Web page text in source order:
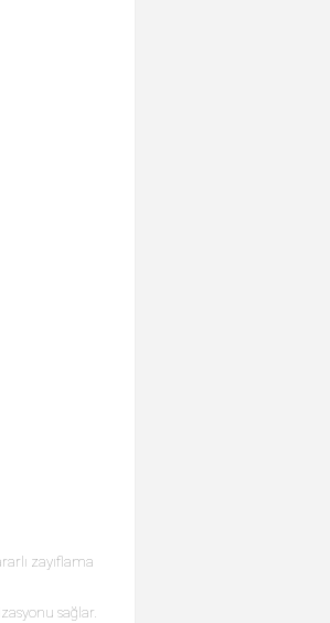
zayıflama
sağlar.